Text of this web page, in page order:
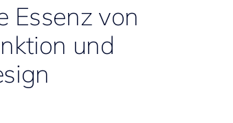
Essenz von
und